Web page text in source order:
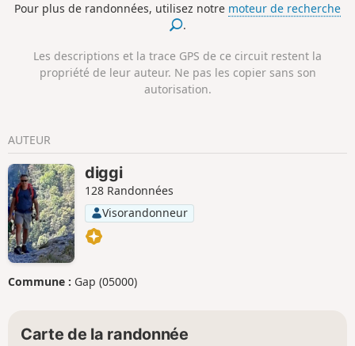
Pour plus de randonnées, utilisez notre moteur de recherche
.
Les descriptions et la trace GPS de ce circuit restent la
propriété de leur auteur. Ne pas les copier sans son
autorisation.
AUTEUR
diggi
128 Randonnées
Visorandonneur
Commune : Gap (05000)
Carte de la randonnée